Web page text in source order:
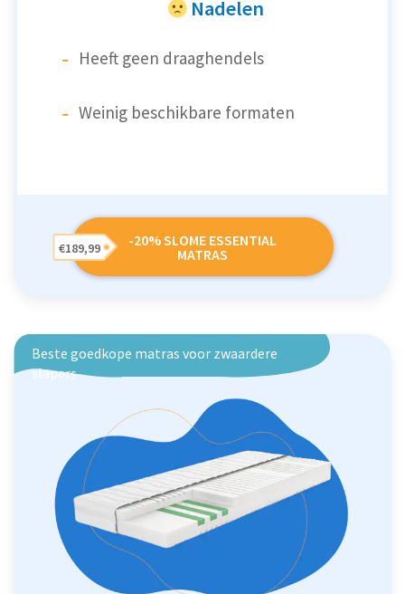
Nadelen
Heeft geen draaghendels
Weinig beschikbare formaten
-20% SLOME ESSENTIAL
MATRAS
€189,99
Beste goedkope matras voor zwaardere
slapers